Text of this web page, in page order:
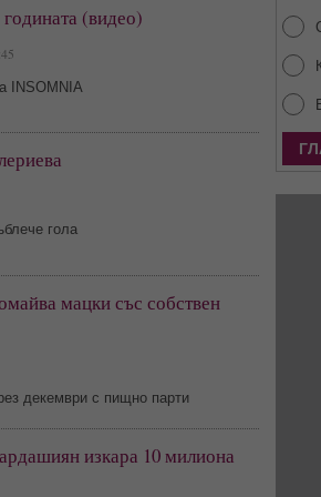
(видео)
INSOMNIA
гола
мацки със собствен
декември с пищно парти
изкара 10 милиона